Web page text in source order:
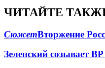
ЧИТАЙТЕ
СюжетВторжение
Зеленский созывает